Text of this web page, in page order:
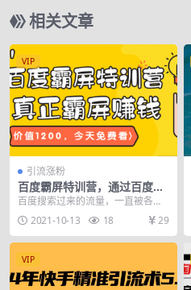
相关文章
VIP
引流涨粉
百度霸屏特训营，通过百度霸
屏运营赚钱，价值1220元
百度搜索过来的流量，一直被各行
业公认为——最精准的流量！作为
想在互联网上赚钱的人...
2021-10-13 18 29
VIP